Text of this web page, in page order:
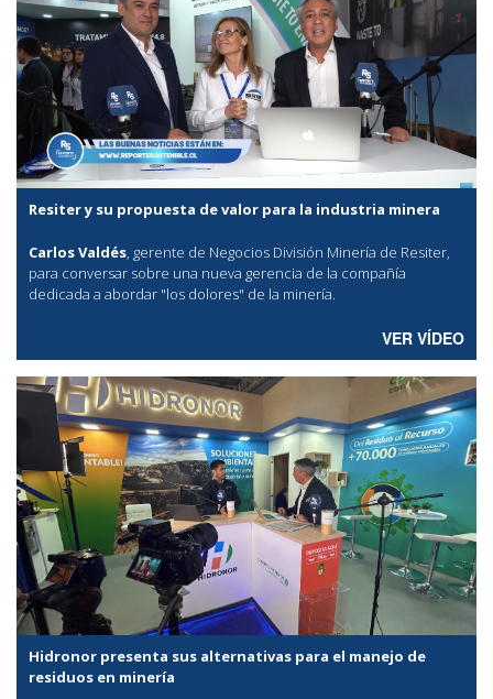
Resiter y su propuesta de valor para la industria minera
Carlos Valdés, gerente de Negocios División Minería de Resiter,
para conversar sobre una nueva gerencia de la compañía
dedicada a abordar "los dolores" de la minería.
VER VÍDEO
Hidronor presenta sus alternativas para el manejo de
residuos en minería